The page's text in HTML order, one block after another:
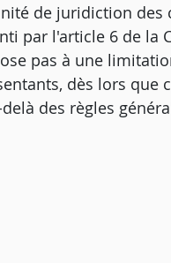
de juridiction des
par l'article 6 de la
pas à une
dès lors que
des règles